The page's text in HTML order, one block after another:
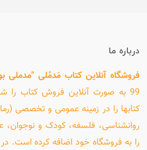
درباره ما
فروشگاه آنلاین کتاب مَدمُلی
99 به صورت آنلاین فروش کتاب را
کتابها را در زمینه عمومی و تخصصی
روانشناسی، فلسفه، کودک و
را به فروشگاه خود اضافه کرده است.